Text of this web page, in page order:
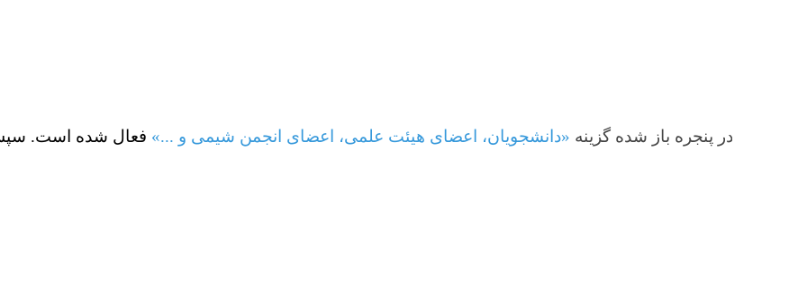
«دانشجویان، اعضای هیئت علمی، اعضای انجمن شیمی و ...»فعال شده است. سپس گزینه